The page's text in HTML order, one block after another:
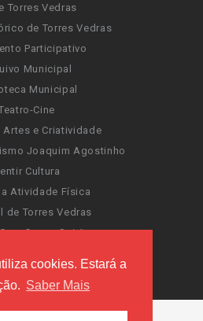
cookies. Estará a
Saber Mais
Torres Vedras
de Torres Vedras
Participativo
Municipal
Municipal
Cine
Artes e Criatividade
Joaquim Agostinho
Cultura
Atividade Física
de Torres Vedras
Ocean Spirit